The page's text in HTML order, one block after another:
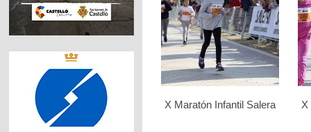
X Maratón Infantil Salera X